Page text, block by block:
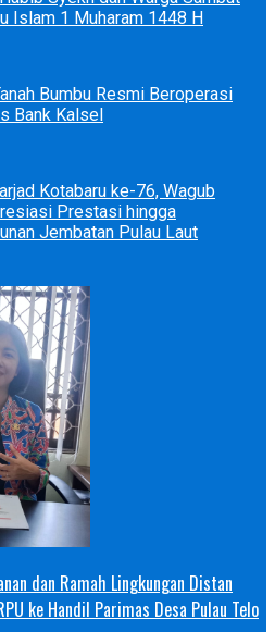
Islam 1 Muharam 1448 H
Bumbu Resmi Beroperasi
Bank Kalsel
Kotabaru ke-76, Wagub
Prestasi hingga
Jembatan Pulau Laut
dan Ramah Lingkungan Distan
ke Handil Parimas Desa Pulau Telo